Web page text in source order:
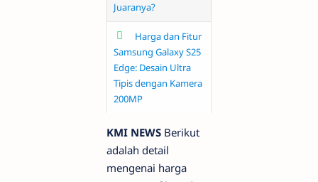
Juaranya?
Harga dan Fitur
Samsung Galaxy S25
Edge: Desain Ultra
Tipis dengan Kamera
200MP
KMI NEWS Berikut
adalah detail
mengenai harga